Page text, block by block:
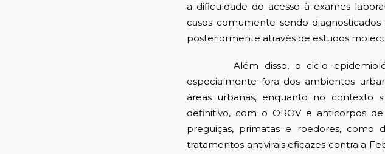
a dificuldade do acesso à exames
casos comumente sendo
posteriormente através de estudos
Além disso, o ciclo
especialmente fora dos ambientes
áreas urbanas, enquanto no contexto
definitivo, com o OROV e anticorpos
preguiças, primatas e roedores, como
tratamentos antivirais eficazes contra a